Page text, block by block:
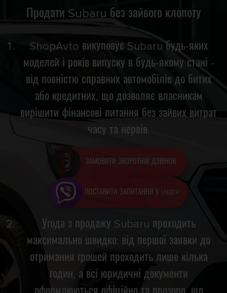
Продати Subaru без зайвого клопоту
ShopAvto викуповує Subaru будь-яких
моделей і років випуску в будь-якому стані -
від повністю справних автомобілів до битих
або кредитних, що дозволяє власникам
вирішити фінансові питання без зайвих витрат
часу та нервів.
ЗАМОВИТИ ЗВОРОТНІЙ ДЗВІНОК
ПОСТАВИТИ ЗАПИТАННЯ У VIBER
Угода з продажу Subaru проходить
максимально швидко: від першої заявки до
отримання грошей проходить лише кілька
годин, а всі юридичні документи